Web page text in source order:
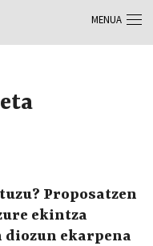
Proposatzen
ekintza
diozun ekarpena
MENUA